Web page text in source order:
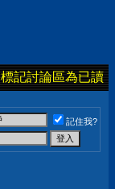
標記討論區為已讀
記住我?